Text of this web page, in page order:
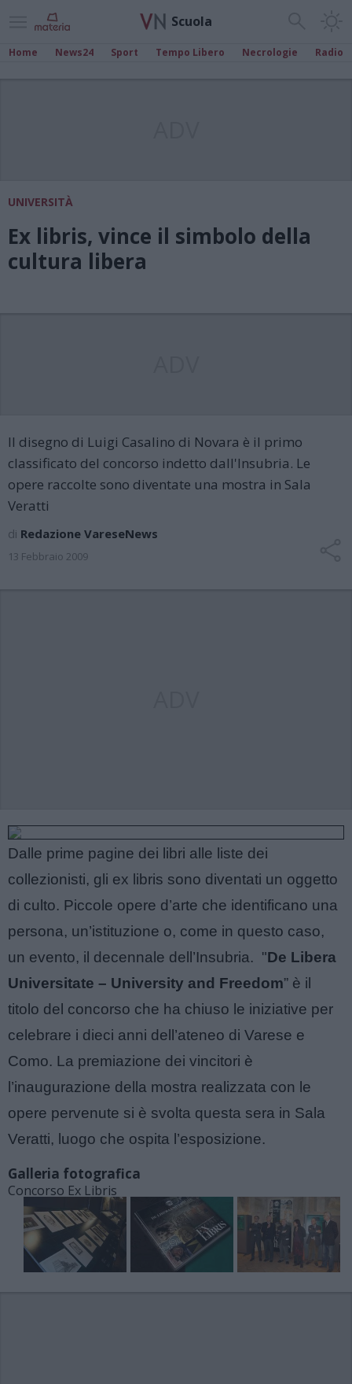
Scuola
Home News24 Sport Tempo Libero Necrologie Radio
UNIVERSITÀ
Ex libris, vince il simbolo della
cultura libera
Il disegno di Luigi Casalino di Novara è il primo
classificato del concorso indetto dall'Insubria. Le
opere raccolte sono diventate una mostra in Sala
Veratti
di Redazione VareseNews
13 Febbraio 2009
Dalle prime pagine dei libri alle liste dei
collezionisti, gli ex libris sono diventati un oggetto
di culto. Piccole opere d’arte che identificano una
persona, un’istituzione o, come in questo caso,
un evento, il decennale dell’Insubria. "De Libera
Universitate – University and Freedom” è il
titolo del concorso che ha chiuso le iniziative per
celebrare i dieci anni dell’ateneo di Varese e
Como. La premiazione dei vincitori è
l’inaugurazione della mostra realizzata con le
opere pervenute si è svolta questa sera in Sala
Veratti, luogo che ospita l’esposizione.
Galleria fotografica
Concorso Ex Libris